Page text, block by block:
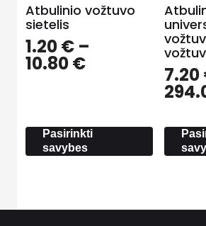
Atbulinio vožtuvo
sietelis
1.20€ –
10.80€Price
10.80 €
Pasirinkti
savybes
7.20